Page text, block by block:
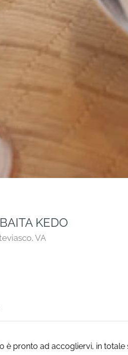
KEDO
VA
è pronto ad accogliervi, in